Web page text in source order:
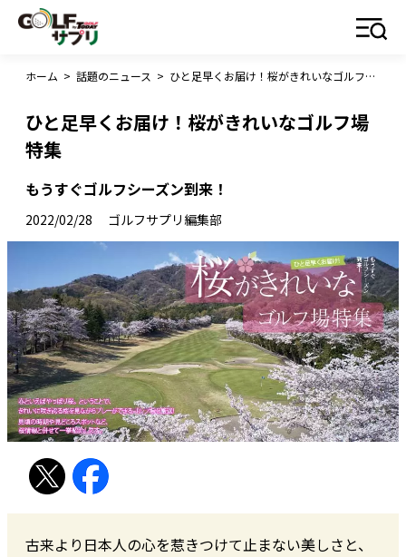
ホーム > 話題のニュース > ひと足早くお届け！桜がきれいなゴルフ場特集
ひと足早くお届け！桜がきれいなゴルフ場
特集
もうすぐゴルフシーズン到来！
2022/02/28 ゴルフサプリ編集部
古来より日本人の心を惹きつけて止まない美しさと、